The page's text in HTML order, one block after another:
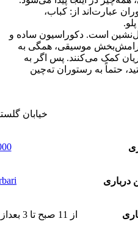
عبارت‌اند از: کباب،
است. دکوراسیون ساده و
آرامش‌بخش موسیقی، همگی به
کمک می‌کنند. پس اگر به
حتماً به رستوران ته‌چین
خیابان
درباری
از 11 صبح تا 3 بعدازظهر و از 7 غروب تا 11 شب